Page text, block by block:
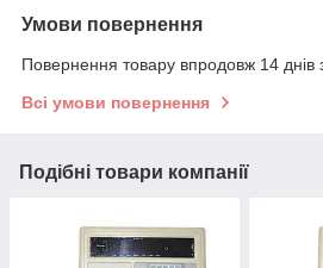
Умови повернення
Повернення товару впродовж 14 днів
Всі умови повернення
Подібні товари компанії